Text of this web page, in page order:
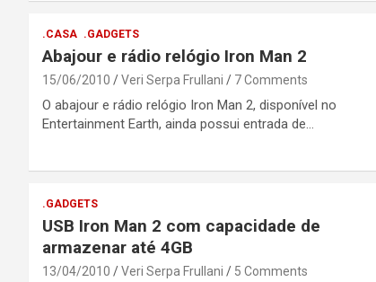
.CASA .GADGETS
Abajour e rádio relógio Iron Man 2
15/06/2010 Veri Serpa Frullani 7 Comments
O abajour e rádio relógio Iron Man 2, disponível no
Entertainment Earth, ainda possui entrada de…
.GADGETS
USB Iron Man 2 com capacidade de
armazenar até 4GB
13/04/2010 Veri Serpa Frullani 5 Comments